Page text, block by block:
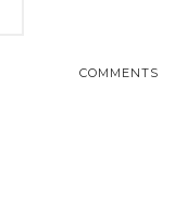
COMMENTS